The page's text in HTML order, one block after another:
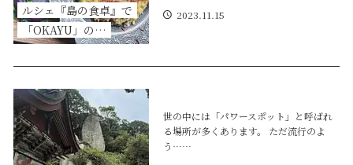
ルシェ『島の食卓』で
「OKAYU」の…
2023.11.15
世の中には「パワースポット」と呼ばれ
る場所が多くあります。 ただ流行のよ
う……